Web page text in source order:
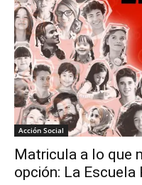
Acción Social
Matricula a lo que
opción: La Escuela